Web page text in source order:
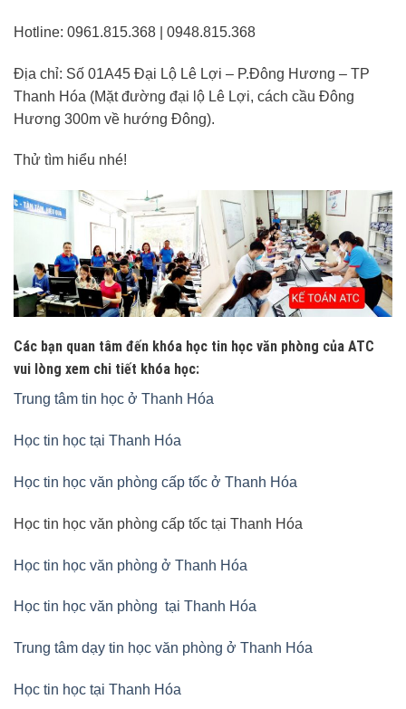
Hotline: 0961.815.368 | 0948.815.368
Địa chỉ: Số 01A45 Đại Lộ Lê Lợi – P.Đông Hương – TP
Thanh Hóa (Mặt đường đại lộ Lê Lợi, cách cầu Đông
Hương 300m về hướng Đông).
Thử tìm hiểu nhé!
Các bạn quan tâm đến khóa học tin học văn phòng của ATC
vui lòng xem chi tiết khóa học:
Trung tâm tin học ở Thanh Hóa
Học tin học tại Thanh Hóa
Học tin học văn phòng cấp tốc ở Thanh Hóa
Học tin học văn phòng cấp tốc tại Thanh Hóa
Học tin học văn phòng ở Thanh Hóa
Học tin học văn phòng tại Thanh Hóa
Trung tâm dạy tin học văn phòng ở Thanh Hóa
Học tin học tại Thanh Hóa